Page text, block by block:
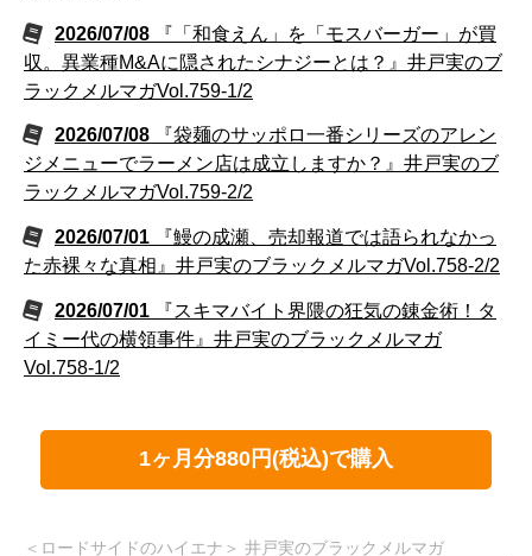
2026/07/08
『「和食えん」を「モスバーガー」が買
収。異業種M&Aに隠されたシナジーとは？』井戸実のブ
ラックメルマガVol.759-1/2
2026/07/08
『袋麺のサッポロ一番シリーズのアレン
ジメニューでラーメン店は成立しますか？』井戸実のブ
ラックメルマガVol.759-2/2
2026/07/01
『鰻の成瀬、売却報道では語られなかっ
た赤裸々な真相』井戸実のブラックメルマガVol.758-2/2
2026/07/01
『スキマバイト界隈の狂気の錬金術！タ
イミー代の横領事件』井戸実のブラックメルマガ
Vol.758-1/2
1ヶ月分880円(税込)で購入
＜ロードサイドのハイエナ＞ 井戸実のブラックメルマガ